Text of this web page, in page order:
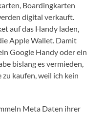
Boardingkarten
digital verkauft.
auf das Handy laden,
Apple Wallet. Damit
Google Handy oder ein
bislang es vermieden,
kaufen, weil ich kein
Meta Daten ihrer